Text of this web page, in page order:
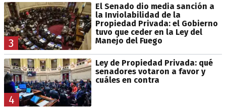
3
El Senado dio media sanción a
la Inviolabilidad de la
Propiedad Privada: el Gobierno
tuvo que ceder en la Ley del
Manejo del Fuego
4
Ley de Propiedad Privada: qué
senadores votaron a favor y
cuáles en contra